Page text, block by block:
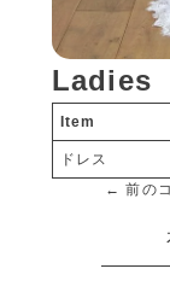
Ladies
Item
ドレス
← 前の